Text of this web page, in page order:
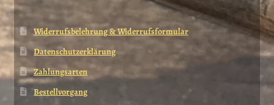
Widerrufsbelehrung & Widerrufsformular
Datenschutzerklärung
Zahlungsarten
Bestellvorgang